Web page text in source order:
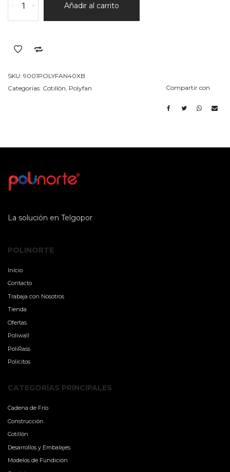
-
Por
Bulto
Unid
+ Añadir al carrito
SKU: 9001POLYFAN40XB
Categorías: Cotillón Polyfan Compartir con
La solución en Telgopor
POLINORTE
Inicio
Contacto
Trabaja con Nosotros
Tienda
Ofertas
Poliwall
PoliRass
Policitos
CATEGORÍAS PRINCIPALES
Cadena de Frío
Construcción
Cotillón
Desarrollos y Embalajes
Modelos de Fundición